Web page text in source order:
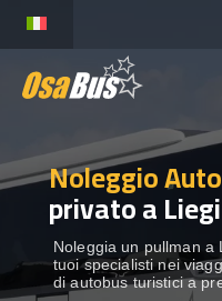
content
NOLEGGIO
DESTINAZIONI
Noleggio
privato a Liegi
Noleggia un pullman a
tuoi specialisti nei
di autobus turistici a